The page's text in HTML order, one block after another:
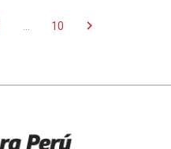
10 chevron_right